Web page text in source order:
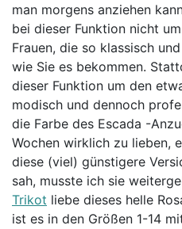
tragen
sollte
und
sich
nicht
erschwingliche
Angebote
man morgens anziehen
bei dieser Funktion nicht
Frauen, die so klassisch
wie Sie es bekommen.
dieser Funktion um den
modisch und dennoch
die Farbe des Escada -
Wochen wirklich zu lieben,
diese (viel) günstigere
sah, musste ich sie
Trikot liebe dieses helle
ist es in den Größen 1-14